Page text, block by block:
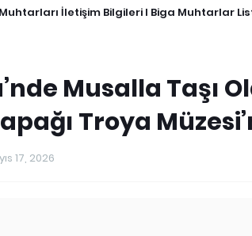
İletişim Bilgileri I Biga Muhtarlar
Musalla Taşı
Troya
17, 2026